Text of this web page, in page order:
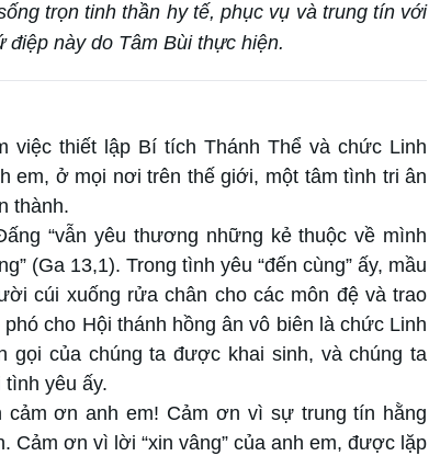
trọn tinh thần hy tế, phục vụ và trung tín với
này do Tâm Bùi thực hiện.
việc thiết lập Bí tích Thánh Thể và chức Linh
em, ở mọi nơi trên thế giới, một tâm tình tri ân
thành.
“vẫn yêu thương những kẻ thuộc về mình
(Ga 13,1). Trong tình yêu “đến cùng” ấy, mầu
cúi xuống rửa chân cho các môn đệ và trao
cho Hội thánh hồng ân vô biên là chức Linh
của chúng ta được khai sinh, và chúng ta
yêu ấy.
ơn anh em! Cảm ơn vì sự trung tín hằng
Cảm ơn vì lời “xin vâng” của anh em, được lặp